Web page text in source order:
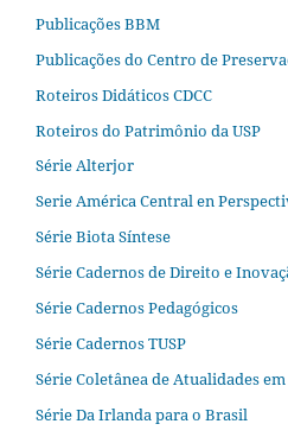
Publicações BBM
Publicações do Centro de
Roteiros Didáticos CDCC
Roteiros do Patrimônio da USP
Série Alterjor
Serie América Central en
Série Biota Síntese
Série Cadernos de Direito e
Série Cadernos Pedagógicos
Série Cadernos TUSP
Série Coletânea de Atualidades
Série Da Irlanda para o Brasil